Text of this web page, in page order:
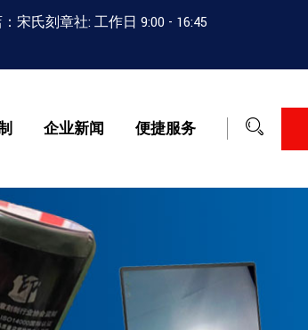
宋氏刻章社: 工作日 9:00 - 16:45
企业新闻 便捷服务